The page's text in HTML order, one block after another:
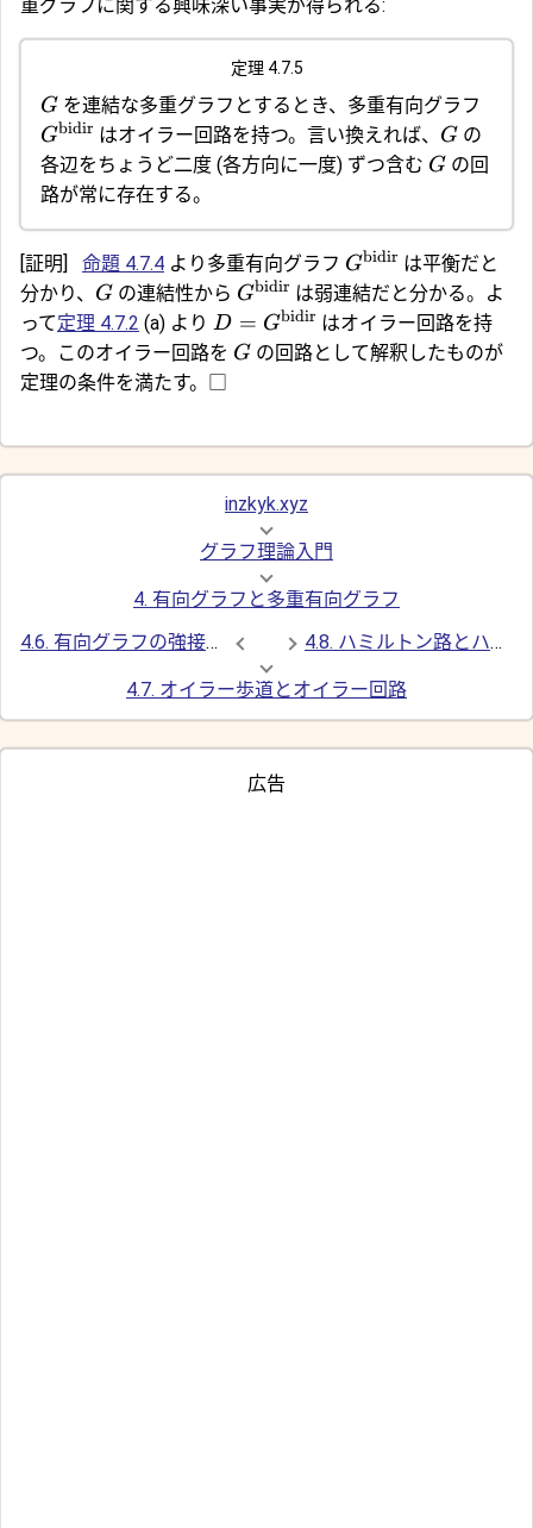
重グラフに関する興味深い事実が得られる:
定理 4.7.5
G を連結な多重グラフとするとき、多重有向グラフ
Gbidir はオイラー回路を持つ。言い換えれば、 G の
各辺をちょうど二度 (各方向に一度) ずつ含む G の回
路が常に存在する。
[証明] 命題 4.7.4 より多重有向グラフ Gbidir は平衡だと
分かり、 G の連結性から Gbidir は弱連結だと分かる。よ
って定理 4.7.2 (a) より D = Gbidir はオイラー回路を持
つ。このオイラー回路を G の回路として解釈したものが
定理の条件を満たす。□
inzkyk.xyz
グラフ理論入門
4. 有向グラフと多重有向グラフ
4.6. 有向グラフの強接続性と弱接続性
4.8. ハミルトン路とハミルトン閉路
4.7. オイラー歩道とオイラー回路
広告